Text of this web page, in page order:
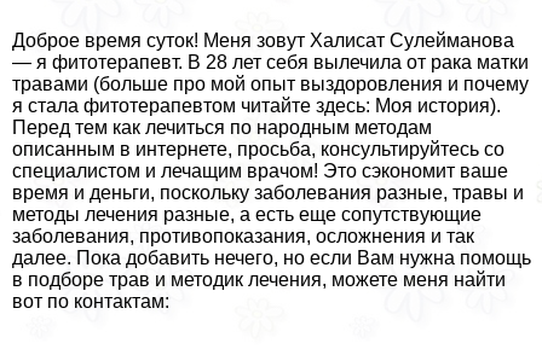
Доброе время суток! Меня зовут Халисат Сулейманова
— я фитотерапевт. В 28 лет себя вылечила от paка матки
травами (больше про мой опыт выздоровления и почему
я стала фитотерапевтом читайте здесь: Моя история).
Перед тем как лечиться по народным методам
описанным в интернете, просьба, консультируйтесь со
специалистом и лечащим врачом! Это сэкономит ваше
время и деньги, поскольку заболевания разные, травы и
методы лечения разные, а есть еще сопутствующие
заболевания, противопоказания, осложнения и так
далее. Пока добавить нечего, но если Вам нужна помощь
в подборе трав и методик лечения, можете меня найти
вот по контактам: